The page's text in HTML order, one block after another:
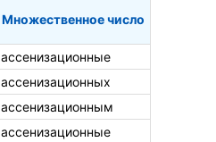
Множественное число
ассенизационные
ассенизационных
ассенизационным
ассенизационные